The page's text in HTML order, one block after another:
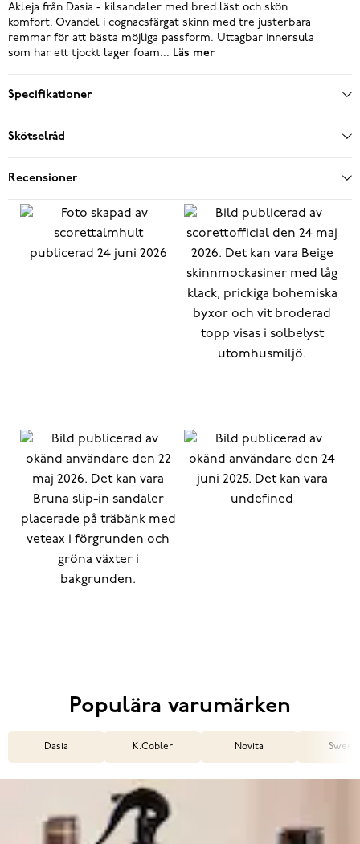
Akleja från Dasia - kilsandaler med bred läst och skön
komfort. Ovandel i cognacsfärgat skinn med tre justerbara
remmar för att bästa möjliga passform. Uttagbar innersula
som har ett tjockt lager foam... Läs mer
Specifikationer
Skötselråd
Recensioner
Populära varumärken
Dasia K.Cobler Novita